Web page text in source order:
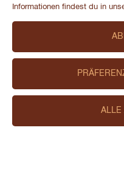
HOME
NEWSLETTER
COOKIE-
FAQ
MEDIADATENBANK
Informationen findest du in
ALLE